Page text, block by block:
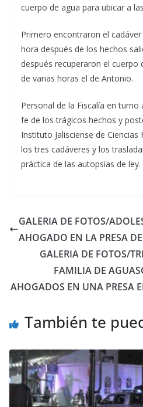
cuerpo de agua para ubicar a
Primero encontraron el
hora después de los hechos
después recuperaron el cuerpo
de varias horas el de Antonio.
Personal de la Fiscalía en
fe de los trágicos hechos y
Instituto Jalisciense de Ciencias
los tres cadáveres y los
práctica de las autopsias de ley.
GALERIA DE FOTOS/
AHOGADO EN LA PRESA
GALERIA DE FOTOS/
FAMILIA DE
AHOGADOS EN UNA PRESA
También te